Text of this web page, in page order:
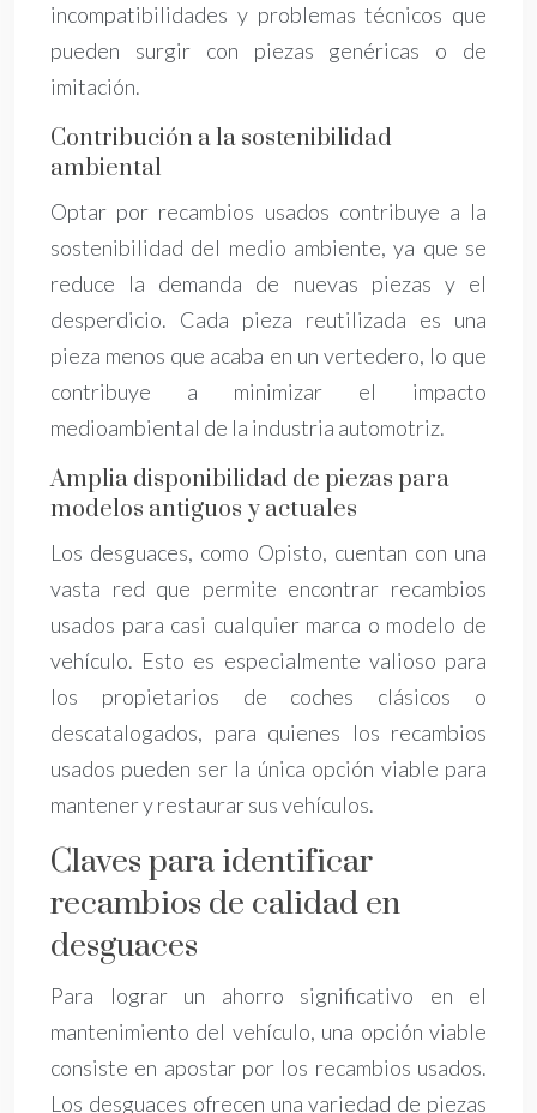
incompatibilidades y problemas técnicos que
pueden surgir con piezas genéricas o de
imitación.
Contribución a la sostenibilidad
ambiental
Optar por recambios usados contribuye a la
sostenibilidad del medio ambiente, ya que se
reduce la demanda de nuevas piezas y el
desperdicio. Cada pieza reutilizada es una
pieza menos que acaba en un vertedero, lo que
contribuye a minimizar el impacto
medioambiental de la industria automotriz.
Amplia disponibilidad de piezas para
modelos antiguos y actuales
Los desguaces, como Opisto, cuentan con una
vasta red que permite encontrar recambios
usados para casi cualquier marca o modelo de
vehículo. Esto es especialmente valioso para
los propietarios de coches clásicos o
descatalogados, para quienes los recambios
usados pueden ser la única opción viable para
mantener y restaurar sus vehículos.
Claves para identificar
recambios de calidad en
desguaces
Para lograr un ahorro significativo en el
mantenimiento del vehículo, una opción viable
consiste en apostar por los recambios usados.
Los desguaces ofrecen una variedad de piezas